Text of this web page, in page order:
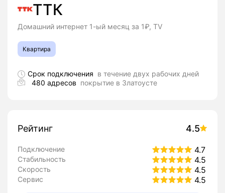
ТТК
Домашний интернет 1-ый месяц за 1₽, TV
Квартира
Срок подключения в течение двух рабочих дней
480 адресов покрытие в Златоусте
Рейтинг 4.5
Подключение 4.7
Стабильность 4.5
Скорость 4.5
Сервис 4.5